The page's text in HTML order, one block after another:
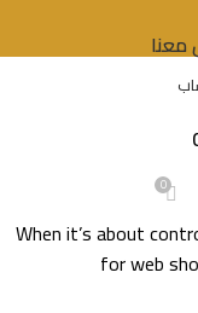
معنا
0
When it’s about
for web